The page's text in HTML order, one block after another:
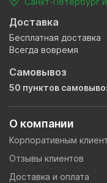
О компании
Корпоративным
Отзывы клиентов
Доставка и оплата
Доставка
Бесплатная доставка
Всегда вовремя
Самовывоз
50 пунктов